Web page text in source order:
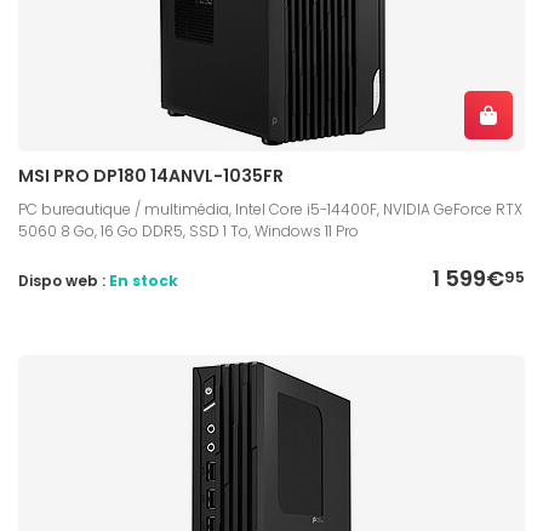
MSI PRO DP180 14ANVL-1035FR
PC bureautique / multimédia, Intel Core i5-14400F, NVIDIA GeForce RTX
5060 8 Go, 16 Go DDR5, SSD 1 To, Windows 11 Pro
1 599€95
Dispo web : En stock